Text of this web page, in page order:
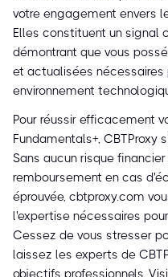
votre engagement envers
Elles constituent un signal
démontrant que vous
et actualisées nécessaires
environnement
Pour réussir efficacement
Fundamentals+,
Sans aucun risque
remboursement en cas
éprouvée, cbtproxy.com
l'expertise nécessaires
Cessez de vous stresser
laissez les experts de
objectifs professionnels.